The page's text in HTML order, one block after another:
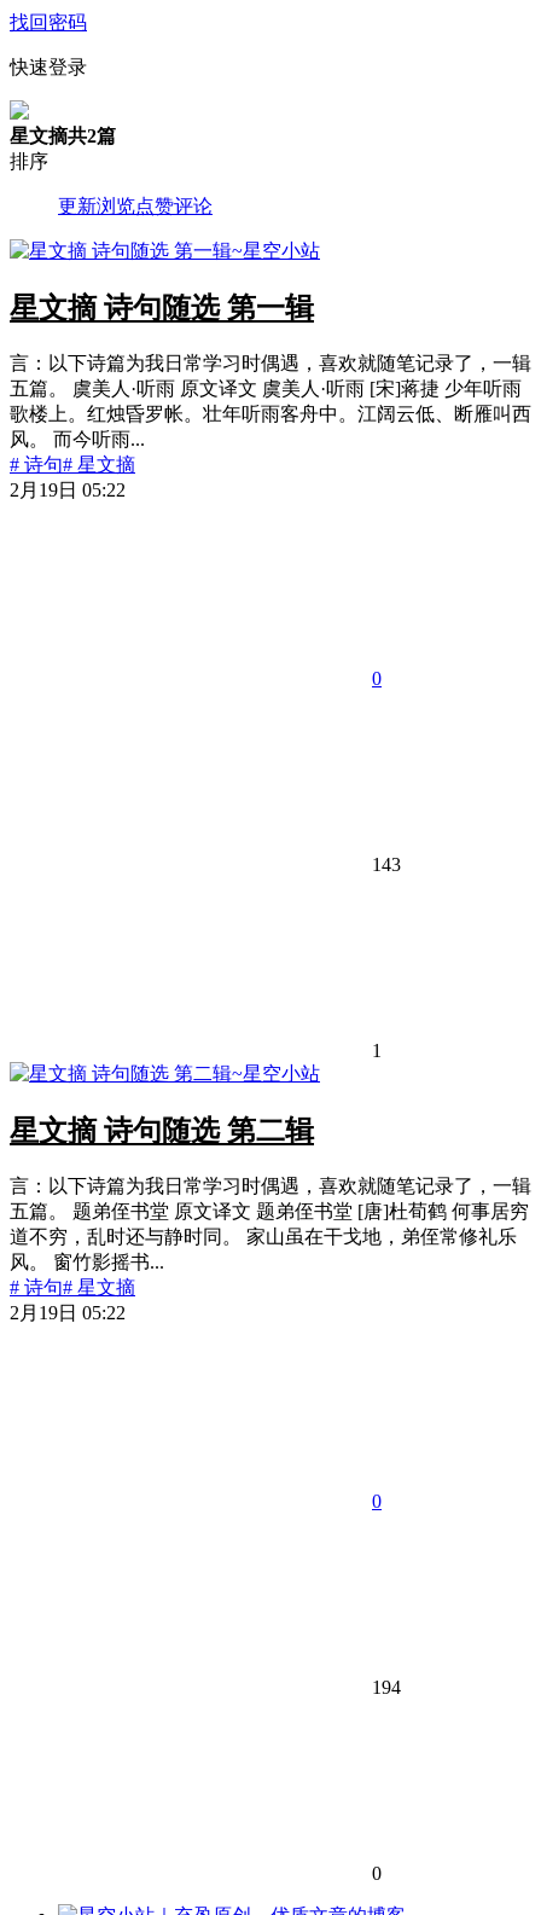
找回密码
快速登录
星文摘共2篇
排序
更新浏览点赞评论
星文摘 诗句随选 第一辑
言：以下诗篇为我日常学习时偶遇，喜欢就随笔记录了，一辑
五篇。 虞美人·听雨 原文译文 虞美人·听雨 [宋]蒋捷 少年听雨
歌楼上。红烛昏罗帐。壮年听雨客舟中。江阔云低、断雁叫西
风。 而今听雨...
# 诗句# 星文摘
2月19日 05:22
0
143
1
星文摘 诗句随选 第二辑
言：以下诗篇为我日常学习时偶遇，喜欢就随笔记录了，一辑
五篇。 题弟侄书堂 原文译文 题弟侄书堂 [唐]杜荀鹤 何事居穷
道不穷，乱时还与静时同。 家山虽在干戈地，弟侄常修礼乐
风。 窗竹影摇书...
# 诗句# 星文摘
2月19日 05:22
0
194
0